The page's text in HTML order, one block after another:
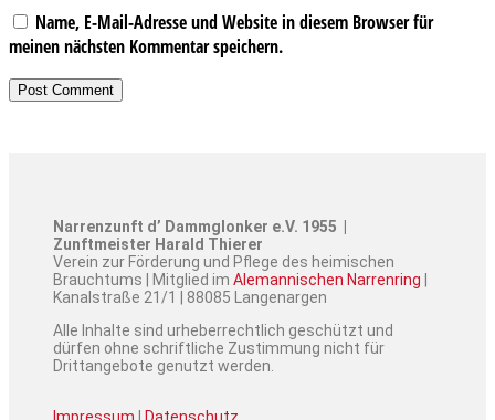
Name, E-Mail-Adresse und Website in diesem Browser für
meinen nächsten Kommentar speichern.
Narrenzunft d’ Dammglonker e.V. 1955 |
Zunftmeister Harald Thierer
Verein zur Förderung und Pflege des heimischen
Brauchtums | Mitglied im Alemannischen Narrenring
Kanalstraße 21/1 | 88085 Langenargen
Alle Inhalte sind urheberrechtlich geschützt und
dürfen ohne schriftliche Zustimmung nicht für
Drittangebote genutzt werden.